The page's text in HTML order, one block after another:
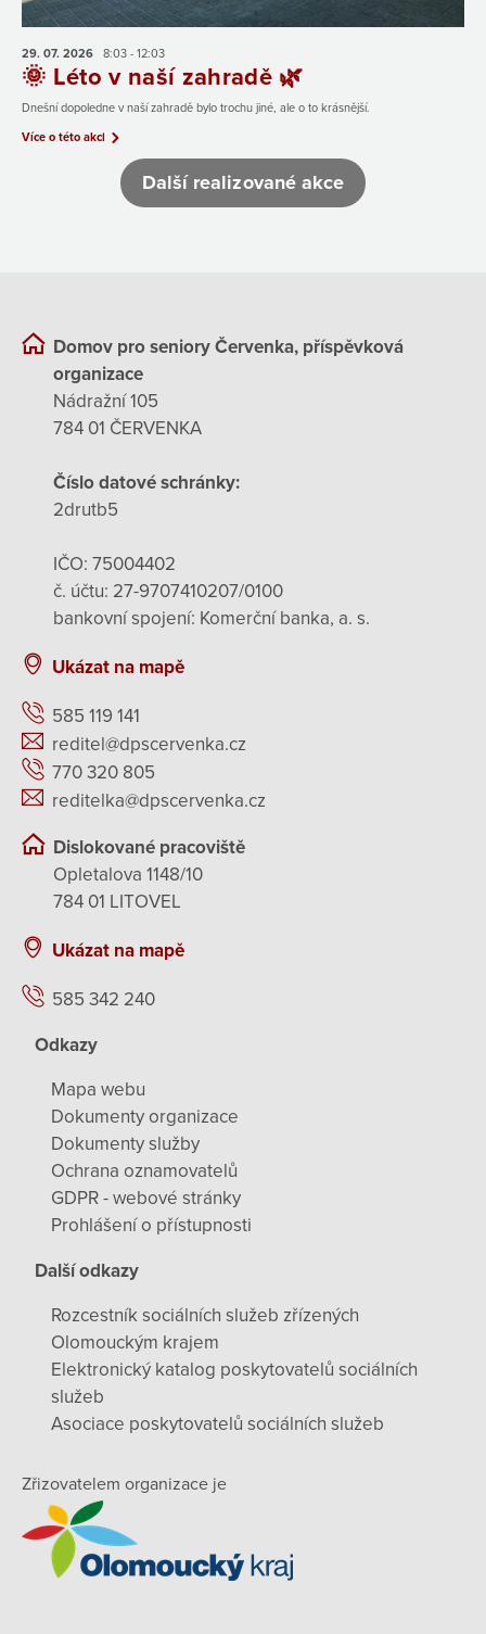
29. 07. 2026 8:03 - 12:03
🌞 Léto v naší zahradě 🌿
Dnešní dopoledne v naší zahradě bylo trochu jiné, ale o to krásnější.
Více o této akci
Další realizované akce
Domov pro seniory Červenka, příspěvková
organizace
Nádražní 105
784 01 ČERVENKA
Číslo datové schránky:
2drutb5
IČO: 75004402
č. účtu: 27-9707410207/0100
bankovní spojení: Komerční banka, a. s.
Ukázat na mapě
585 119 141
reditel@dpscervenka.cz
770 320 805
reditelka@dpscervenka.cz
Dislokované pracoviště
Opletalova 1148/10
784 01 LITOVEL
Ukázat na mapě
585 342 240
Odkazy
Mapa webu
Dokumenty organizace
Dokumenty služby
Ochrana oznamovatelů
GDPR - webové stránky
Prohlášení o přístupnosti
Další odkazy
Rozcestník sociálních služeb zřízených
Olomouckým krajem
Elektronický katalog poskytovatelů sociálních
služeb
Asociace poskytovatelů sociálních služeb
Zřizovatelem organizace je